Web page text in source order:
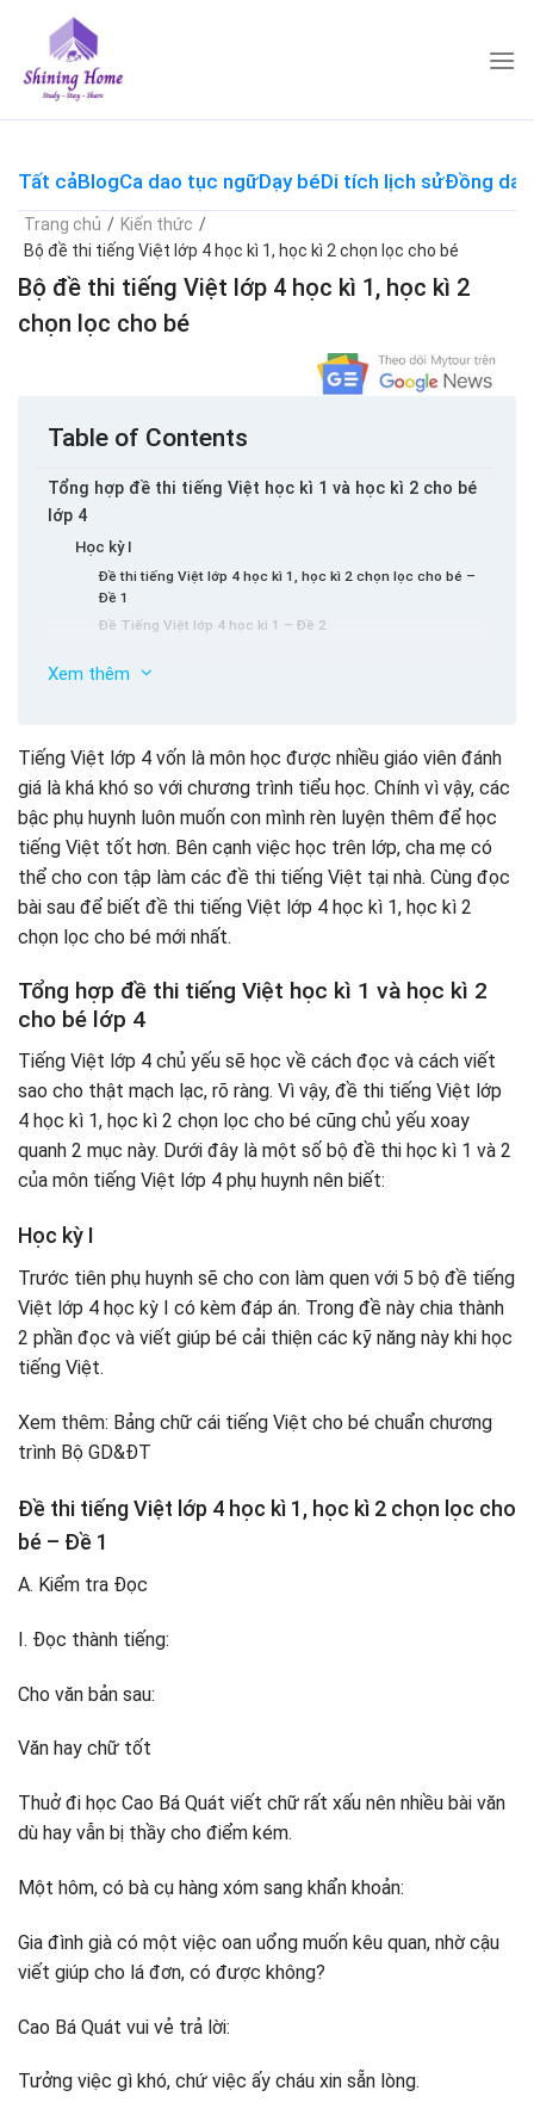
content
Tất cảBlogCa dao tục ngữDạy béDi tích lịch sửĐồng dao
Trang chủ / Kiến thức /
Bộ đề thi tiếng Việt lớp 4 học kì 1, học kì 2 chọn lọc cho bé
Bộ đề thi tiếng Việt lớp 4 học kì 1, học kì 2
chọn lọc cho bé
Table of Contents
Tổng hợp đề thi tiếng Việt học kì 1 và học kì 2 cho bé
lớp 4
Học kỳ I
Đề thi tiếng Việt lớp 4 học kì 1, học kì 2 chọn lọc cho bé –
Đề 1
Đề Tiếng Việt lớp 4 học kì 1 – Đề 2
Đề thi tiếng Việt lớp 4 học kì 1, học kì 2 chọn lọc cho bé –
Home – Gia đình Anh Ngữ
Cung cấp kiến thức cho trẻ lớp 4 làm bài thi học kỳ
Giúp trẻ lớp 4 đọc tiếng Việt trôi chảy, rõ ràng và chuẩn
hơn
Xem thêm
Tiếng Việt lớp 4 vốn là môn học được nhiều giáo viên đánh
giá là khá khó so với chương trình tiểu học. Chính vì vậy, các
bậc phụ huynh luôn muốn con mình rèn luyện thêm để học
tiếng Việt tốt hơn. Bên cạnh việc học trên lớp, cha mẹ có
thể cho con tập làm các đề thi tiếng Việt tại nhà. Cùng đọc
bài sau để biết đề thi tiếng Việt lớp 4 học kì 1, học kì 2
chọn lọc cho bé mới nhất.
Tổng hợp đề thi tiếng Việt học kì 1 và học kì 2
cho bé lớp 4
Tiếng Việt lớp 4 chủ yếu sẽ học về cách đọc và cách viết
sao cho thật mạch lạc, rõ ràng. Vì vậy, đề thi tiếng Việt lớp
4 học kì 1, học kì 2 chọn lọc cho bé cũng chủ yếu xoay
quanh 2 mục này. Dưới đây là một số bộ đề thi học kì 1 và 2
của môn tiếng Việt lớp 4 phụ huynh nên biết:
Học kỳ I
Trước tiên phụ huynh sẽ cho con làm quen với 5 bộ đề tiếng
Việt lớp 4 học kỳ I có kèm đáp án. Trong đề này chia thành
2 phần đọc và viết giúp bé cải thiện các kỹ năng này khi học
tiếng Việt.
Xem thêm: Bảng chữ cái tiếng Việt cho bé chuẩn chương
trình Bộ GD&ĐT
Đề thi tiếng Việt lớp 4 học kì 1, học kì 2 chọn lọc cho
bé – Đề 1
A. Kiểm tra Đọc
I. Đọc thành tiếng:
Cho văn bản sau:
Văn hay chữ tốt
Thuở đi học Cao Bá Quát viết chữ rất xấu nên nhiều bài văn
dù hay vẫn bị thầy cho điểm kém.
Một hôm, có bà cụ hàng xóm sang khẩn khoản:
Gia đình già có một việc oan uổng muốn kêu quan, nhờ cậu
viết giúp cho lá đơn, có được không?
Cao Bá Quát vui vẻ trả lời:
Tưởng việc gì khó, chứ việc ấy cháu xin sẵn lòng.